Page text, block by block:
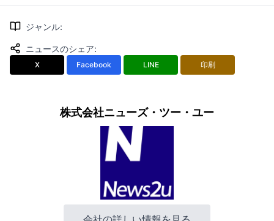
ジャンル:
ニュースのシェア:
X Facebook LINE 印刷
株式会社ニューズ・ツー・ユー